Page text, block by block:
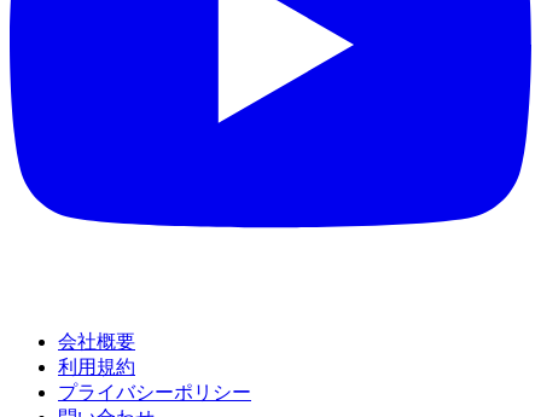
会社概要
利用規約
プライバシーポリシー